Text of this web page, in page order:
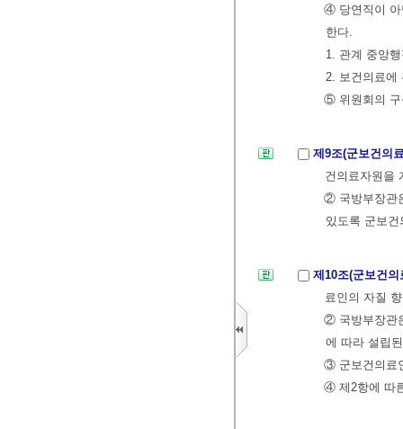
④ 당연직이 아
한다.
1. 관계 중앙
2. 보건의료에
⑤ 위원회의 구
제9조(군보건의
건의료자원을
② 국방부장관
있도록 군보
제10조(군보건
료인의 자질
② 국방부장관
에 따라 설립
③ 군보건의료
④ 제2항에 따